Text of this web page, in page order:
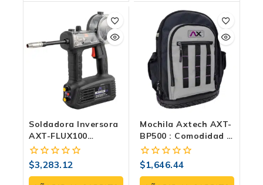
Soldadora Inversora
AXT-FLUX100
Microalambre |
100Amp | Tipo
Pistola | Sin Gas
0
fuera
$3,283.12
Mochila Axtech AXT-
BP500 : Comodidad Y
Protección
0
fuera
$1,646.44